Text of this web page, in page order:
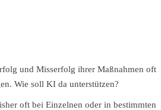
und Misserfolg ihrer Maßnahmen oft
Wie soll KI da unterstützen?
oft bei Einzelnen oder in bestimmten